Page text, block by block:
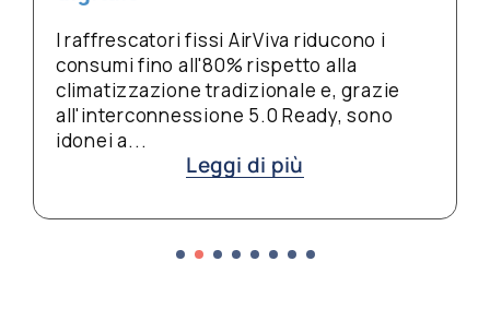
L'estate, con i centri commerciali e le
metropolitane meno affollate, è il
momento migliore per una pulizia
profonda delle scale mobili. Sabbia,
gomme e detriti...